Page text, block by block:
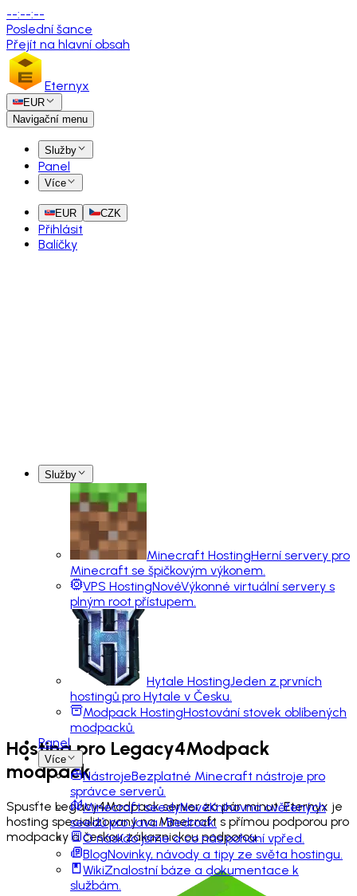
--:--:--
Poslední šance
Přejít na hlavní obsah
Eternyx
EUR
Navigační menu
Služby
Panel
Více
EUR CZK
Přihlásit
Balíčky
Služby
Minecraft HostingHerní servery pro
Minecraft se špičkovým výkonem.
VPS HostingNovéVýkonné virtuální servery s
plným root přístupem.
Hytale HostingJeden z prvních
hostingů pro Hytale v Česku.
Modpack HostingHostování stovek oblíbených
modpacků.
Panel
Více
NástrojeBezplatné Minecraft nástroje pro
správce serverů.
Minecraft seedyNovéKnihovna ověřených
seedů pro Java i Bedrock.
O násKdo jsme a co nás pohání vpřed.
BlogNovinky, návody a tipy ze světa hostingu.
WikiZnalostní báze a dokumentace k
službám.
Hosting pro Legacy4Modpack
modpack
Spusťte Legacy4Modpack server za pár minut. Eternyx je
hosting specializovaný na Minecraft s přímou podporou pro
modpacky a českou zákaznickou podporou.